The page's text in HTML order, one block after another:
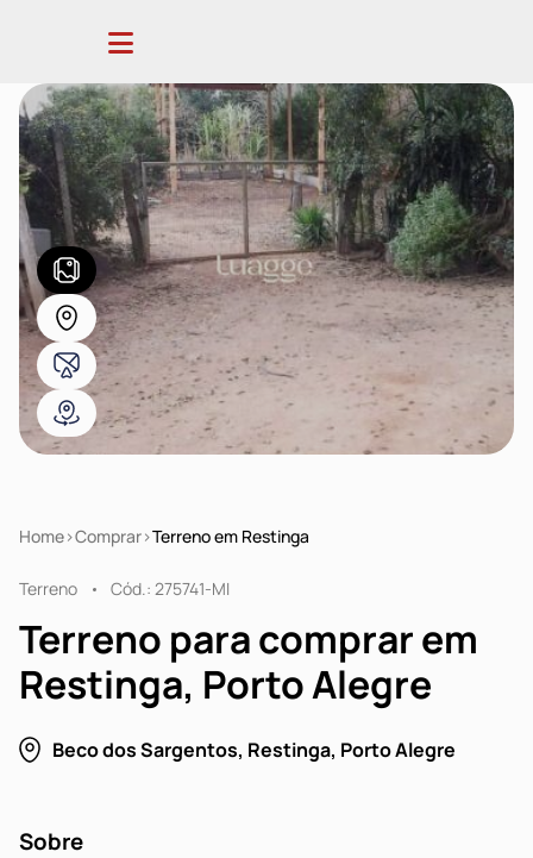
Home Comprar Terreno em Restinga
Terreno Cód.: 275741-MI
Terreno para comprar em
Restinga, Porto Alegre
Beco dos Sargentos, Restinga, Porto Alegre
Sobre